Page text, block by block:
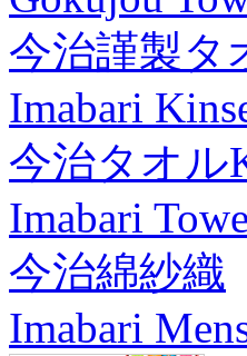
今治謹製タ
Imabari
今治タオル
Imabari
今治綿紗織
Imabari